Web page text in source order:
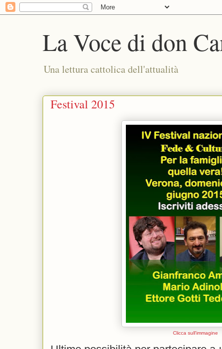
La Voce di don
Una lettura cattolica dell'attualità
Festival 2015
Clicca sull'immagine